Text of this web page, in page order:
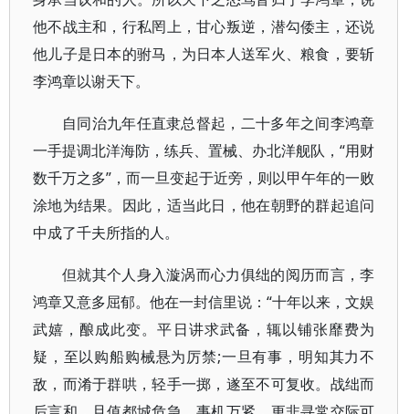
他不战主和，行私罔上，甘心叛逆，潜勾倭主，还说
他儿子是日本的驸马，为日本人送军火、粮食，要斩
李鸿章以谢天下。
自同治九年任直隶总督起，二十多年之间李鸿章
一手提调北洋海防，练兵、置械、办北洋舰队，“用财
数千万之多”，而一旦变起于近旁，则以甲午年的一败
涂地为结果。因此，适当此日，他在朝野的群起追问
中成了千夫所指的人。
但就其个人身入漩涡而心力俱绌的阅历而言，李
鸿章又意多屈郁。他在一封信里说：“十年以来，文娱
武嬉，酿成此变。平日讲求武备，辄以铺张靡费为
疑，至以购船购械悬为厉禁;一旦有事，明知其力不
敌，而淆于群哄，轻手一掷，遂至不可复收。战绌而